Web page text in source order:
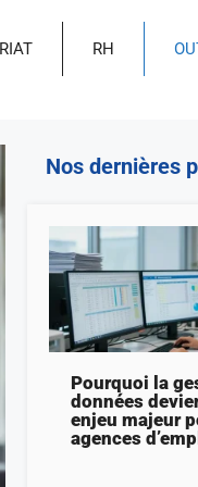
RH
Nos dernières
Pourquoi la
données
enjeu majeur
agences